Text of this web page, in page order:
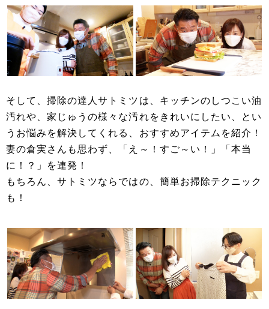
そして、掃除の達人サトミツは、キッチンのしつこい油
汚れや、家じゅうの様々な汚れをきれいにしたい、とい
うお悩みを解決してくれる、おすすめアイテムを紹介！
妻の倉実さんも思わず、「え～！すご～い！」「本当
に！？」を連発！
もちろん、サトミツならではの、簡単お掃除テクニック
も！